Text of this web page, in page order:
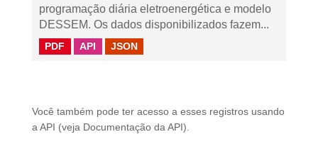
programação diária eletroenergética e modelo
DESSEM. Os dados disponibilizados fazem...
PDF API JSON
Você também pode ter acesso a esses registros usando
a API (veja Documentação da API ).